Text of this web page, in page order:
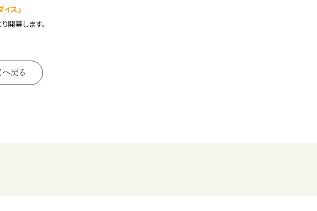
ス」
開幕します。
戻る